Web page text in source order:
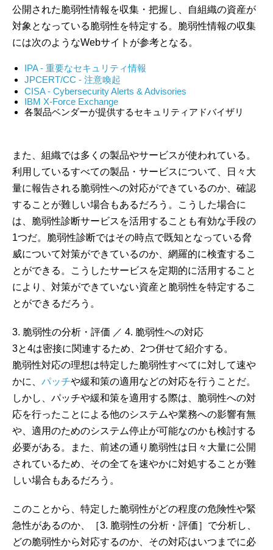
公開された脆弱性情報を収集・把握し、自組織の資産が
対象となっている脆弱性を特定する。脆弱性情報の収集
には次のようなWebサイトが参考となる。
IPA - 重要なセキュリティ情報
JPCERT/CC - 注意喚起
CISA - Cybersecurity Alerts & Advisories
IBM X-Force Exchange
各製品ベンダーが提供するセキュリティアドバイザリ
また、組織では多くの製品やサービスが使われている。
利用しているすべての製品・サービスについて、日々大
量に報告される脆弱性への対応ができているのか、確認
することが難しい場合もあるだろう。こうした場合に
は、脆弱性診断サービスを活用することも有効な手段の
1つだ。脆弱性診断ではその時点で既知となっている脅
威について対策ができているのか、網羅的に検査するこ
とができる。こうしたサービスを定期的に活用すること
により、対策ができていない資産と脆弱性を特定するこ
とができるだろう。
3. 脆弱性の分析・評価 ／ 4. 脆弱性への対応
3と4は密接に関連するため、2つ併せて紹介する。
脆弱性対応の理想は特定した脆弱性すべてに対して速や
かに、 パッチや緩和策の適用などの対応を行うことだ。
しかし、パッチや緩和策を適用する際は、脆弱性への対
応を行ったことによる他のシステムや業務への影響有無
や、適用のためのシステム停止が可能なのかも検討する
必要がある。また、前述の通り脆弱性は日々大量に公開
されているため、その全てを速やかに対処することが難
しい場合もあるだろう。
このことから、特定した脆弱性がどの程度の危険性や緊
急性があるのか、［3. 脆弱性の分析・評価］で分析し、
どの脆弱性から対応するのか、その対応はいつまでに必